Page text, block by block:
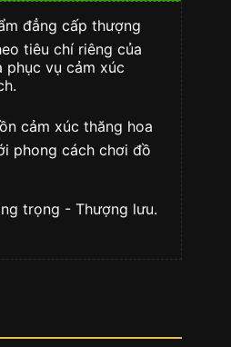
đẳng cấp thượng
tiêu chí riêng của
phục vụ cảm xúc
cảm xúc thăng hoa
phong cách chơi đồ
trọng - Thượng lưu.